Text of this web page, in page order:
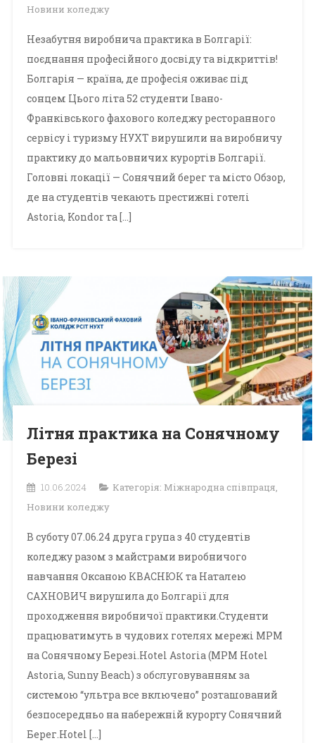
Новини коледжу
Незабутня виробнича практика в Болгарії:
поєднання професійного досвіду та відкриттів!
Болгарія — країна, де професія оживає під
сонцем Цього літа 52 студенти Івано-
Франківського фахового коледжу ресторанного
сервісу і туризму НУХТ вирушили на виробничу
практику до мальовничих курортів Болгарії.
Головні локації — Сонячний берег та місто Обзор,
де на студентів чекають престижні готелі
Astoria, Kondor та […]
Літня практика на Сонячному
Березі
10.06.2024 Категорія: Міжнародна співпраця,
Новини коледжу
В суботу 07.06.24 друга група з 40 студентів
коледжу разом з майстрами виробничого
навчання Оксаною КВАСНЮК та Наталею
САХНОВИЧ вирушила до Болгарії для
проходження виробничої практики.Студенти
працюватимуть в чудових готелях мережі MPM
на Сонячному Березі.Hotel Astoria (MPM Hotel
Astoria, Sunny Beach) з обслуговуванням за
системою “ультра все включено” розташований
безпосередньо на набережній курорту Сонячний
Берег.Hotel […]